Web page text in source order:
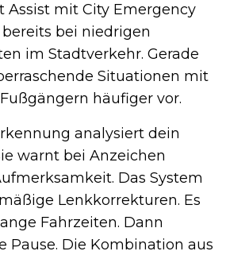
Assist mit City Emergency
bei niedrigen
im Stadtverkehr. Gerade
Situationen mit
häufiger vor.
analysiert dein
warnt bei Anzeichen
Das System
Lenkkorrekturen. Es
Fahrzeiten. Dann
Pause. Die Kombination aus